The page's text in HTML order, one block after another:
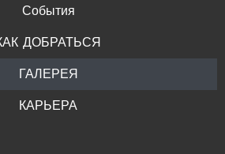
События
ДОБРАТЬСЯ
ГАЛЕРЕЯ
КАРЬЕРА